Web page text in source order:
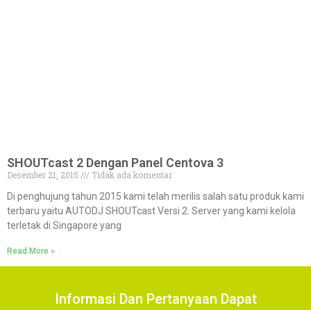
SHOUTcast 2 Dengan Panel Centova 3
Desember 21, 2015
Tidak ada komentar
Di penghujung tahun 2015 kami telah merilis salah satu produk kami
terbaru yaitu AUTODJ SHOUTcast Versi 2. Server yang kami kelola
terletak di Singapore yang
Read More »
Informasi Dan Pertanyaan Dapat